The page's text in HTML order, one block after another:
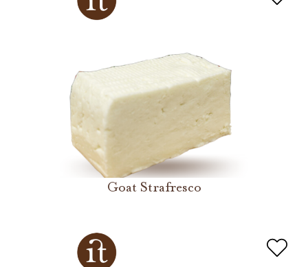
Goat Strafresco